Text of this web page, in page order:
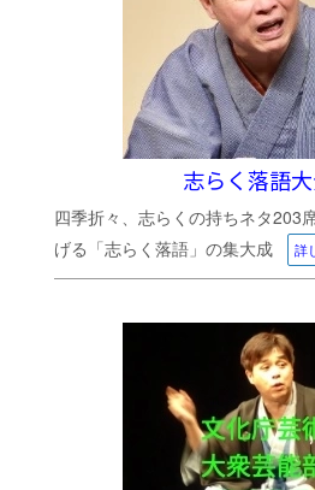
志らく落語
四季折々、志らくの持ちネタ203
げる「志らく落語」の集大成
詳